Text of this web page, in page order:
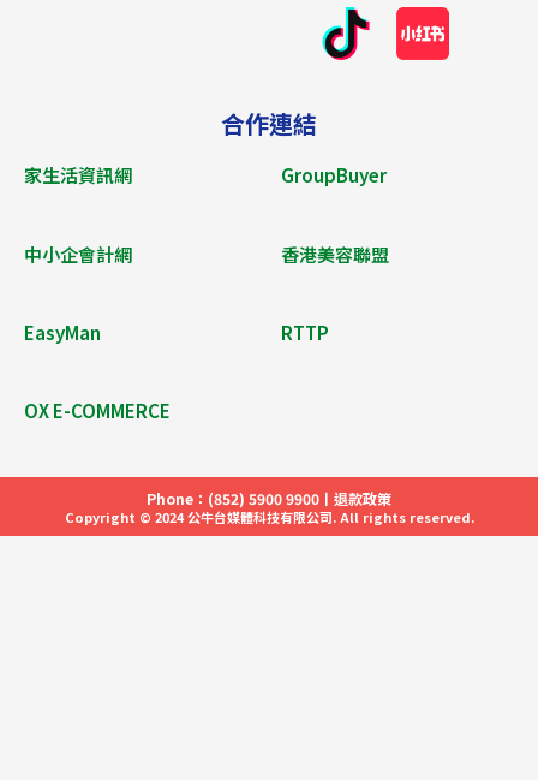
合作連結
家生活資訊網 GroupBuyer
中小企會計網 香港美容聯盟
EasyMan RTTP
OX E-COMMERCE
Phone：(852) 5900 9900丨 退款政策​
Copyright © 2024 公牛台媒體科技有限公司. All rights reserved.